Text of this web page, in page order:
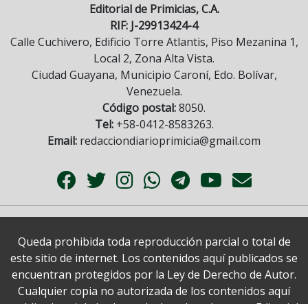
Editorial de Primicias, C.A.
RIF: J-29913424-4
Calle Cuchivero, Edificio Torre Atlantis, Piso Mezanina 1,
Local 2, Zona Alta Vista.
Ciudad Guayana, Municipio Caroní, Edo. Bolívar,
Venezuela.
Código postal:8050.
Tel:+58-0412-8583263.
Email: redacciondiarioprimicia@gmail.com
Queda prohibida toda reproducción parcial o total de
este sitio de internet. Los contenidos aquí publicados se
encuentran protegidos por la Ley de Derecho de Autor.
Cualquier copia no autorizada de los contenidos aquí